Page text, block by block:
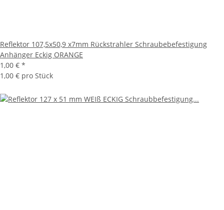
Reflektor 107,5x50,9 x7mm Rückstrahler Schraubebefestigung
Anhänger Eckig ORANGE
1,00 € *
1,00 € pro Stück